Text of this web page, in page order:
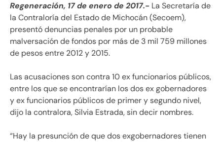
Regeneración, 17 de enero de 2017.- La Secretaría de
la Contraloría del Estado de Michocán (Secoem),
presentó denuncias penales por un probable
malversación de fondos por más de 3 mil 759 millones
de pesos entre 2012 y 2015.
Las acusaciones son contra 10 ex funcionarios públicos,
entre los que se encontrarían los dos ex gobernadores
y ex funcionarios públicos de primer y segundo nivel,
dijo la contralora, Silvia Estrada, sin decir nombres.
“Hay la presunción de que dos exgobernadores tienen